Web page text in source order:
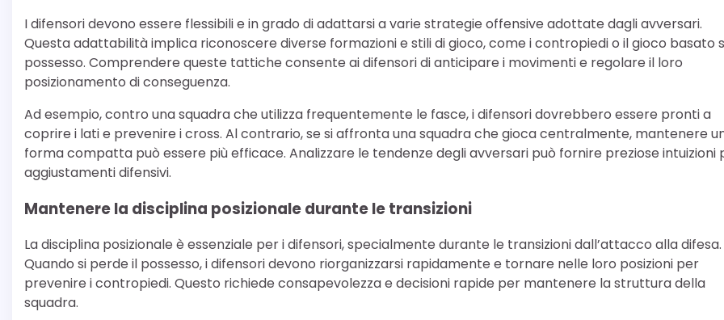
I difensori devono essere flessibili e in grado di adattarsi a varie strategie offensive adottate dagli avversari.
Questa adattabilità implica riconoscere diverse formazioni e stili di gioco, come i contropiedi o il gioco basato
possesso. Comprendere queste tattiche consente ai difensori di anticipare i movimenti e regolare il loro
posizionamento di conseguenza.
Ad esempio, contro una squadra che utilizza frequentemente le fasce, i difensori dovrebbero essere pronti a
coprire i lati e prevenire i cross. Al contrario, se si affronta una squadra che gioca centralmente, mantenere
forma compatta può essere più efficace. Analizzare le tendenze degli avversari può fornire preziose intuizioni
aggiustamenti difensivi.
Mantenere la disciplina posizionale durante le transizioni
La disciplina posizionale è essenziale per i difensori, specialmente durante le transizioni dall’attacco alla difesa.
Quando si perde il possesso, i difensori devono riorganizzarsi rapidamente e tornare nelle loro posizioni per
prevenire i contropiedi. Questo richiede consapevolezza e decisioni rapide per mantenere la struttura della
squadra.